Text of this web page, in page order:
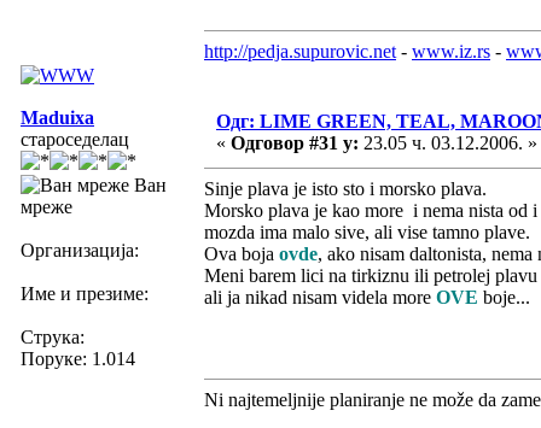
http://pedja.supurovic.net - www.iz.rs -
Maduixa
староседелац
Ван
мреже
Организација:
Име и презиме:
Струка:
Поруке: 1.014
Одг: LIME GREEN, TEAL,
« Одговор #31 у: 23.05 ч. 03.12.2006. »
Sinje plava je isto sto i morsko plava.
Morsko plava je kao more i nema nista od
mozda ima malo sive, ali vise tamno plave.
Ova boja ovde, ako nisam daltonista,
Meni barem lici na tirkiznu ili petrolej plavu
ali ja nikad nisam videla more OVE boje...
Ni najtemeljnije planiranje ne može da